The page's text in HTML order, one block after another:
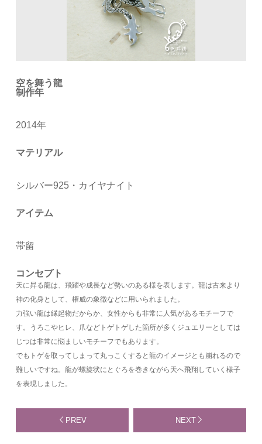
空を舞う龍
制作年
2014年
マテリアル
シルバー925・カイヤナイト
アイテム
帯留
コンセプト
天に昇る龍は、飛躍や成長など勢いのある様を表します。龍は古来より
神の化身として、権威の象徴などに用いられました。
力強い龍は縁起物だからか、女性からも非常に人気があるモチーフで
す。うろこやヒレ、爪などトゲトゲした箇所が多くジュエリーとしては
じつは非常に悩ましいモチーフでもあります。
でもトゲを取ってしまって丸っこくすると龍のイメージとも崩れるので
難しいですね。龍が螺旋状にとぐろを巻きながら天へ飛翔していく様子
を表現しました。
PREV NEXT